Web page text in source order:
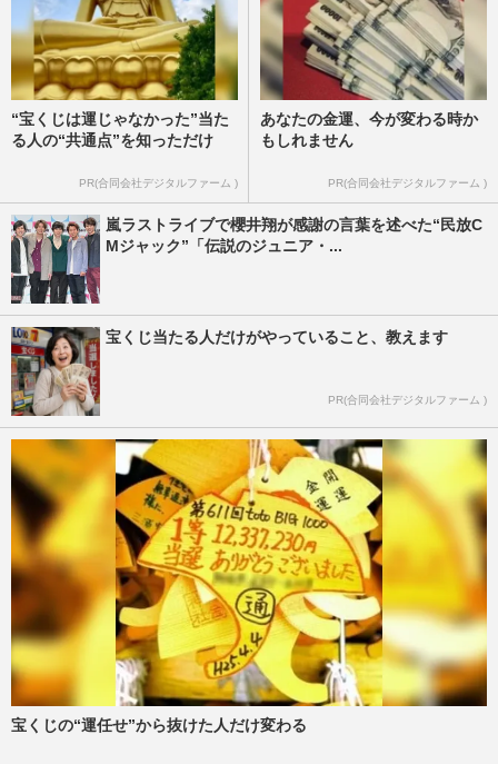
“宝くじは運じゃなかった”当た
る人の“共通点”を知っただけ
PR(合同会社デジタルファーム )
あなたの金運、今が変わる時か
もしれません
PR(合同会社デジタルファーム )
嵐ラストライブで櫻井翔が感謝の言葉を述べた“民放C
Mジャック”「伝説のジュニア・...
宝くじ当たる人だけがやっていること、教えます
PR(合同会社デジタルファーム )
宝くじの“運任せ”から抜けた人だけ変わる